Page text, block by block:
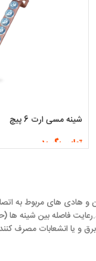
شینه مسی ارت 6 پیچ
تماس بگیرید
های مربوط به اتصال
و یا انشعابات مصرف